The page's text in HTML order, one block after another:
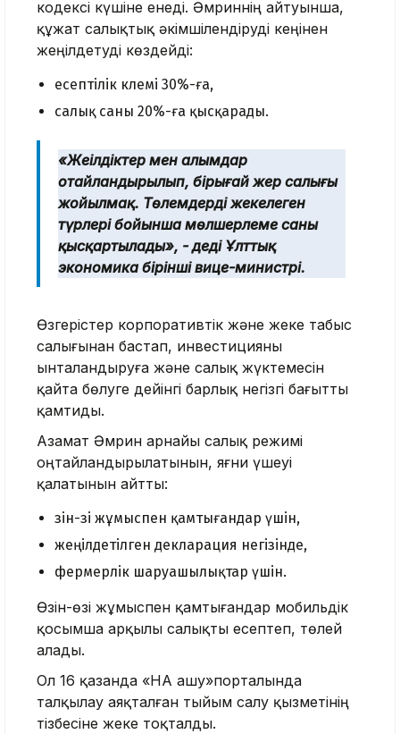
кодексі күшіне енеді. Әмриннің айтуынша,
құжат салықтық әкімшілендіруді кеңінен
жеңілдетуді көздейді:
есептілік көлемі 30%-ға,
салық саны 20%-ға қысқарады.
«Жеңілдіктер мен алымдар
оңтайландырылып, бірыңғай жер салығы
жойылмақ. Төлемдердің жекелеген
түрлері бойынша мөлшерлеме саны
қысқартылады», - деді Ұлттық
экономика бірінші вице-министрі.
Өзгерістер корпоративтік және жеке табыс
салығынан бастап, инвестицияны
ынталандыруға және салық жүктемесін
қайта бөлуге дейінгі барлық негізгі бағытты
қамтиды.
Азамат Әмрин арнайы салық режимі
оңтайландырылатынын, яғни үшеуі
қалатынын айтты:
өзін-өзі жұмыспен қамтығандар үшін,
жеңілдетілген декларация негізінде,
фермерлік шаруашылықтар үшін.
Өзін-өзі жұмыспен қамтығандар мобильдік
қосымша арқылы салықты есептеп, төлей
алады.
Ол 16 қазанда «НҚА ашу»порталында
талқылау аяқталған тыйым салу қызметінің
тізбесіне жеке тоқталды.